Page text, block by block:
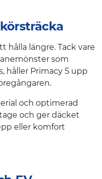
hålla längre. Tack vare
som
håller Primacy 5 upp
och optimerad
och ger däcket
eller komfort